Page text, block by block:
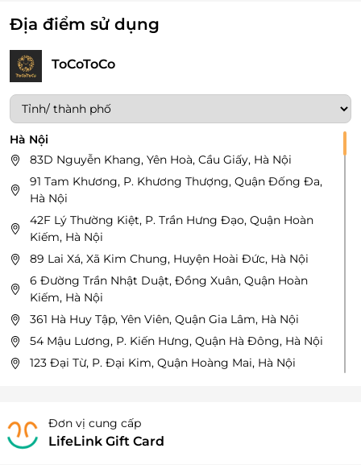
Địa điểm sử dụng
ToCoToCo
Hà Nội
83D Nguyễn Khang, Yên Hoà, Cầu Giấy, Hà Nội
91 Tam Khương, P. Khương Thượng, Quận Đống Đa,
Hà Nội
42F Lý Thường Kiệt, P. Trần Hưng Đạo, Quận Hoàn
Kiếm, Hà Nội
89 Lai Xá, Xã Kim Chung, Huyện Hoài Đức, Hà Nội
6 Đường Trần Nhật Duật, Đồng Xuân, Quận Hoàn
Kiếm, Hà Nội
361 Hà Huy Tập, Yên Viên, Quận Gia Lâm, Hà Nội
54 Mậu Lương, P. Kiến Hưng, Quận Hà Đông, Hà Nội
123 Đại Từ, P. Đại Kim, Quận Hoàng Mai, Hà Nội
02 Nguyễn Văn Tố, P. Cửa Đông, Quận Hoàn Kiếm,
Hà Nội
Đơn vị cung cấp
LifeLink Gift Card